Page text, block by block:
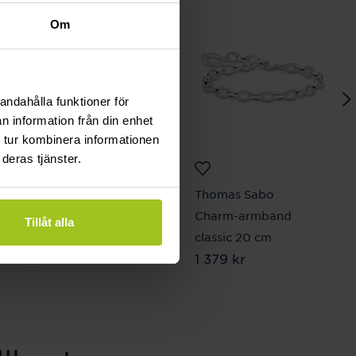
Om
funktioner för
information från din enhet
kombinera informationen
tjänster.
Tillåt alla
Charm-hängsmycke
Thomas Sabo
Charm-armband
classic 20 cm
Pris:1 379 kr
1 379 kr